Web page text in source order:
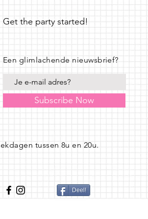
Get the party started!
tussen 8u en 20u.
Een glimlachende nieuwsbrief?
Subscribe Now
Deel!